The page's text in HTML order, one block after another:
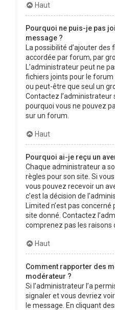
Haut
Pourquoi ne puis-je pas
message ?
La possibilité d’ajouter des
accordée par forum, par
L’administrateur peut ne
fichiers joints pour le
ou peut-être que seul un
Contactez l’administrateur
pourquoi vous ne pouvez
sur un forum.
Haut
Pourquoi ai-je reçu un
Chaque administrateur a
règles pour son site. Si
vous pouvez recevoir un
c’est la décision de
Limited n’est pas concerné
site donné. Contactez
comprenez pas les raisons
Haut
Comment rapporter des
modérateur ?
Si l’administrateur l’a
signaler et vous devriez
le message. En cliquant